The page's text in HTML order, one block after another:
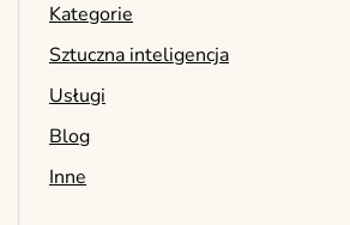
Kategorie
Sztuczna inteligencja
Usługi
Blog
Inne